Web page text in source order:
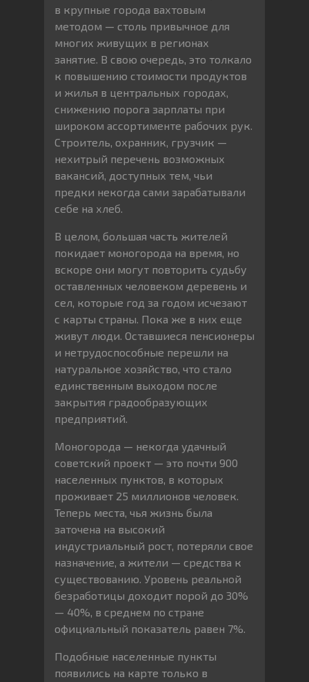
в крупные города вахтовым
методом — столь привычное для
многих живущих в регионах
занятие. В свою очередь, это толкало
к повышению стоимости продуктов
и жилья в центральных городах,
снижению порога зарплаты при
широком ассортименте рабочих рук.
Строитель, охранник, грузчик —
нехитрый перечень возможных
вакансий, доступных тем, чьи
предки некогда сами зарабатывали
себе на хлеб.
В целом, большая часть жителей
покидает моногорода на время, но
вскоре они могут повторить судьбу
оставленных человеком деревень и
сел, которые год за годом исчезают
с карты страны. Пока же в них еще
живут люди. Оставшиеся пенсионеры
и нетрудоспособные перешли на
натуральное хозяйство, что стало
единственным выходом после
закрытия градообразующих
предприятий.
Моногорода — некогда удачный
советский проект — это почти 900
населенных пунктов, в которых
проживает 25 миллионов человек.
Теперь места, чья жизнь была
заточена на высокий
индустриальный рост, потеряли свое
назначение, а жители — средства к
существованию. Уровень реальной
безработицы доходит порой до 30%
— 40%, в среднем по стране
официальный показатель равен 7%.
Подобные населенные пункты
появились на карте только в